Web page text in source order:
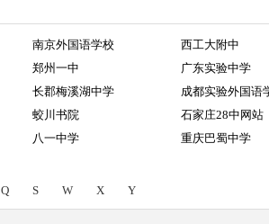
南京外国语学校
西工大附中
郑州一中
广东实验中学
长郡梅溪湖中学
成都实验外国语
蛟川书院
石家庄28中网站
八一中学 重庆巴蜀中学
Q S W X Y